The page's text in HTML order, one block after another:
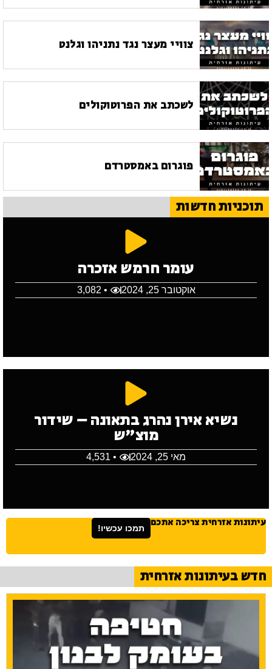
צוויי מעצר נגד נתניהו וגלנט
לשכתב את הפרוטוקולים
פוגרום באמסטרדם
תוכניות חדשות
עומר חרמש אזכרה
אוקטובר 25, 2024 • 3,082
נשיא אירן נהרג בתאונה – שידור
מוצ"ש
מאי 25, 2024 • 4,531
עיתונות אזרחית צריכה אתכם תמכו עכשיו!
חדש בעיתונות אזרחית